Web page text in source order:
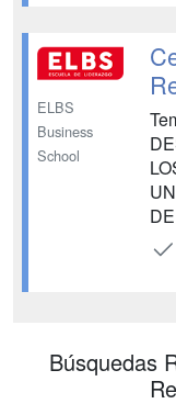
SOCIAL
ELBS
Business
School
Búsquedas